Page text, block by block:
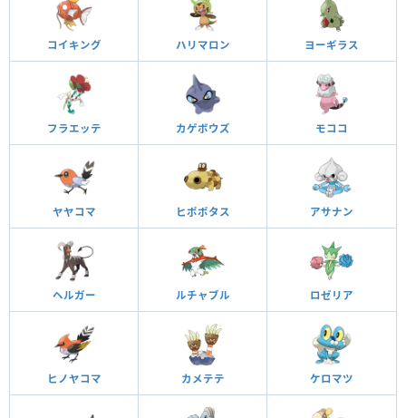
コイキング ハリマロン ヨーギラス
フラエッテ カゲボウズ モココ
ヤヤコマ ヒポポタス アサナン
ヘルガー ルチャブル ロゼリア
ヒノヤコマ カメテテ ケロマツ